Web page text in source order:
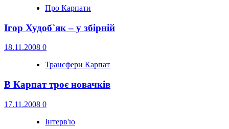
Про Карпати
Ігор Худоб`як – у збірній
18.11.2008 0
Трансфери Карпат
В Карпат троє новачків
17.11.2008 0
Інтерв'ю